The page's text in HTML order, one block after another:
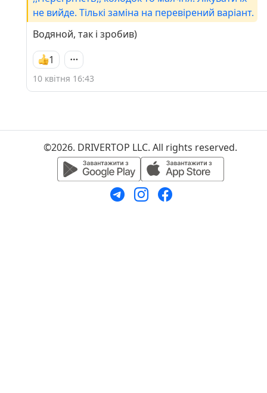
не вийде. Тількі заміна на перевірений варіант.
Водяной, так і зробив)
1
10 квітня 16:43
©2026. DRIVERTOP LLC. All rights reserved.